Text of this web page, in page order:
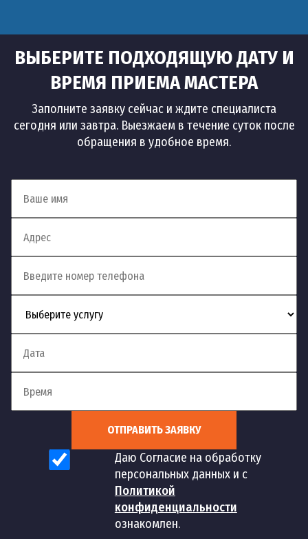
ВЫБЕРИТЕ ПОДХОДЯЩУЮ ДАТУ И
ВРЕМЯ ПРИЕМА МАСТЕРА
Заполните заявку сейчас и ждите специалиста
сегодня или завтра. Выезжаем в течение суток после
обращения в удобное время.
ОТПРАВИТЬ ЗАЯВКУ
Даю Согласие на обработку
персональных данных и с
Политикой
конфиденциальности
ознакомлен.